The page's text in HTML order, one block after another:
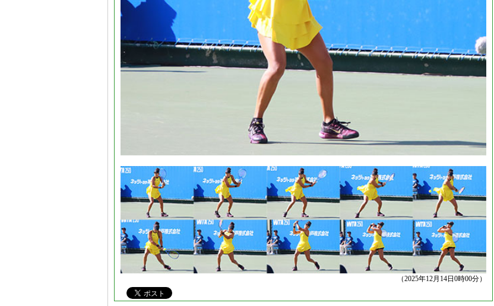
（2025年12月14日0時00分）